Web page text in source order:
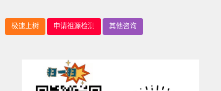
极速上树 申请祖源检测 其他咨询